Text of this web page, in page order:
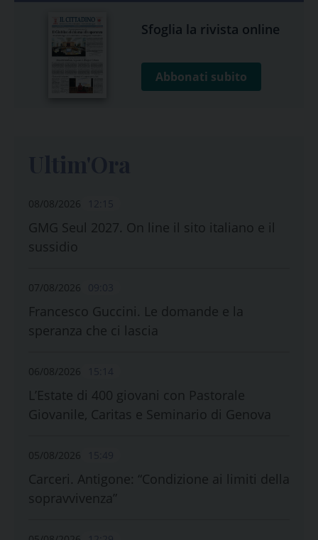
Sfoglia la rivista online
Abbonati subito
08/08/2026
GMG Seul 2027. On line il sito italiano e il
sussidio
07/08/2026
Francesco Guccini. Le domande e la
speranza che ci lascia
06/08/2026
L’Estate di 400 giovani con Pastorale
Giovanile, Caritas e Seminario di Genova
05/08/2026
Carceri. Antigone: “Condizione ai limiti della
sopravvivenza”